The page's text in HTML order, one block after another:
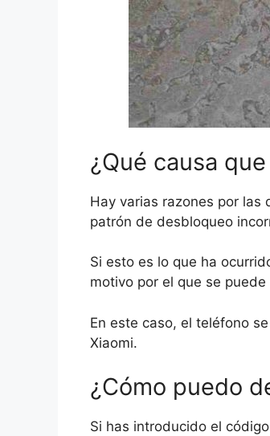
¿Qué causa
Hay varias razones por las
patrón de desbloqueo
Si esto es lo que ha
motivo por el que se
En este caso, el teléfono
Xiaomi.
¿Cómo puedo
Si has introducido el